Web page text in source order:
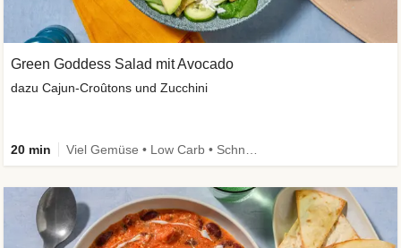
Green Goddess Salad mit Avocado
dazu Cajun-Croûtons und Zucchini
20 min